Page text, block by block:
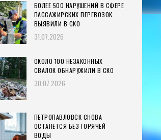
БОЛЕЕ 500 НАРУШЕНИЙ В СФЕРЕ
ПАССАЖИРСКИХ ПЕРЕВОЗОК
ВЫЯВИЛИ В СКО
31.07.2026
ОКОЛО 100 НЕЗАКОННЫХ
СВАЛОК ОБНАРУЖИЛИ В СКО
30.07.2026
ПЕТРОПАВЛОВСК СНОВА
ОСТАНЕТСЯ БЕЗ ГОРЯЧЕЙ
ВОДЫ